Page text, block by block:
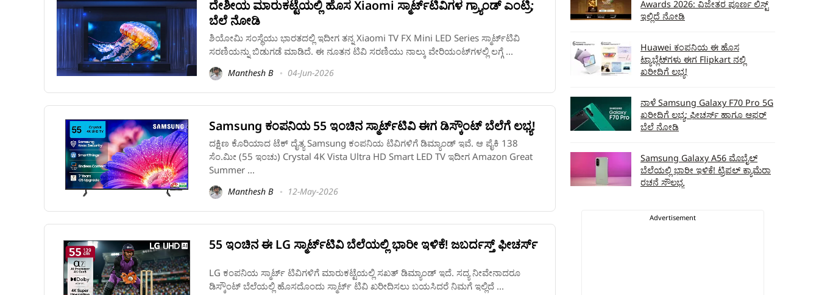
ದೇಶೀಯ ಮಾರುಕಟ್ಟೆಯಲ್ಲಿ ಹೊಸ Xiaomi ಸ್ಮಾರ್ಟ್‌ಟಿವಿಗಳ ಗ್ರ್ಯಾಂಡ್‌ ಎಂಟ್ರಿ;
ಬೆಲೆ ನೋಡಿ
ಶಿಯೋಮಿ ಸಂಸ್ಥೆಯು ಭಾರತದಲ್ಲಿ ಇದೀಗ ತನ್ನ Xiaomi TV FX Mini LED Series ಸ್ಮಾರ್ಟ್‌ಟಿವಿ
ಸರಣಿಯನ್ನು ಬಿಡುಗಡೆ ಮಾಡಿದೆ. ಈ ನೂತನ ಟಿವಿ ಸರಣಿಯು ನಾಲ್ಕು ವೇರಿಯಂಟ್‌ಗಳಲ್ಲಿ ಲಗ್ಗೆ ...
Manthesh B 04-Jun-2026
Samsung ಕಂಪನಿಯ 55 ಇಂಚಿನ ಸ್ಮಾರ್ಟ್‌ಟಿವಿ ಈಗ ಡಿಸ್ಕೌಂಟ್‌ ಬೆಲೆಗೆ ಲಭ್ಯ!
ದಕ್ಷಿಣ ಕೊರಿಯಾದ ಟೆಕ್ ದೈತ್ಯ Samsung ಕಂಪನಿಯ ಟಿವಿಗಳಿಗೆ ಡಿಮ್ಯಾಂಡ್‌ ಇವೆ. ಆ ಪೈಕಿ 138
ಸೆಂ.ಮೀ (55 ಇಂಚು) Crystal 4K Vista Ultra HD Smart LED TV ಇದೀಗ Amazon Great
Summer ...
Manthesh B 12-May-2026
55 ಇಂಚಿನ ಈ LG ಸ್ಮಾರ್ಟ್‌ಟಿವಿ ಬೆಲೆಯಲ್ಲಿ ಭಾರೀ ಇಳಿಕೆ! ಜಬರ್ದಸ್ತ್‌ ಫೀಚರ್ಸ್‌
LG ಕಂಪನಿಯ ಸ್ಮಾರ್ಟ್‌ ಟಿವಿಗಳಿಗೆ ಮಾರುಕಟ್ಟೆಯಲ್ಲಿ ಸಖತ್ ಡಿಮ್ಯಾಂಡ್‌ ಇದೆ. ಸದ್ಯ ನೀವೇನಾದರೂ
ಡಿಸ್ಕೌಂಟ್‌ ಬೆಲೆಯಲ್ಲಿ ಹೊಸದೊಂದು ಸ್ಮಾರ್ಟ್‌ ಟಿವಿ ಖರೀದಿಸಲು ಬಯಸಿದರೆ ನಿಮಗೆ ಇಲ್ಲಿದೆ ...
Awards 2026: ವಿಜೇತರ ಪೂರ್ಣ ಲಿಸ್ಟ್‌
ಇಲ್ಲಿದೆ ನೋಡಿ
Huawei ಕಂಪನಿಯ ಈ ಹೊಸ
ಟ್ಯಾಬ್ಲೆಟ್‌ಗಳು ಈಗ Flipkart ನಲ್ಲಿ
ಖರೀದಿಗೆ ಲಭ್ಯ!
ನಾಳೆ Samsung Galaxy F70 Pro 5G
ಖರೀದಿಗೆ ಲಭ್ಯ; ಫೀಚರ್ಸ್‌ ಹಾಗೂ ಆಫರ್‌
ಬೆಲೆ ನೋಡಿ
Samsung Galaxy A56 ಮೊಬೈಲ್‌
ಬೆಲೆಯಲ್ಲಿ ಭಾರೀ ಇಳಿಕೆ! ಟ್ರಿಪಲ್‌ ಕ್ಯಾಮೆರಾ
ರಚನೆ ಸೌಲಭ್ಯ